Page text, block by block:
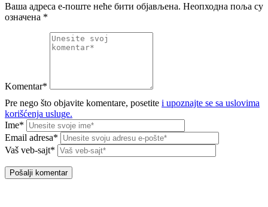
Ваша адреса е-поште неће бити објављена. Неопходна поља су
означена *
Komentar*
Pre nego što objavite komentare, posetite i upoznajte se sa uslovima
korišćenja usluge.
Ime*
Email adresa*
Vaš veb-sajt*